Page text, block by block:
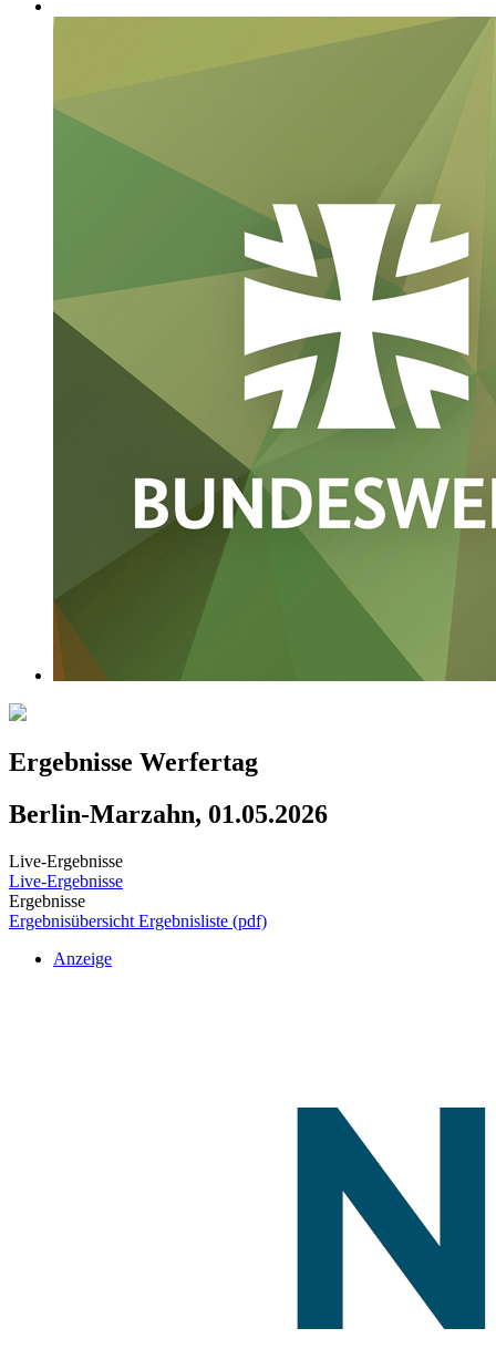
Ergebnisse Werfertag
Berlin-Marzahn, 01.05.2026
Live-Ergebnisse
Live-Ergebnisse
Ergebnisse
Ergebnisübersicht Ergebnisliste (pdf)
Anzeige